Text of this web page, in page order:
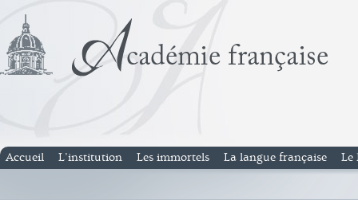
Accueil L’institution Les immortels La langue française Le